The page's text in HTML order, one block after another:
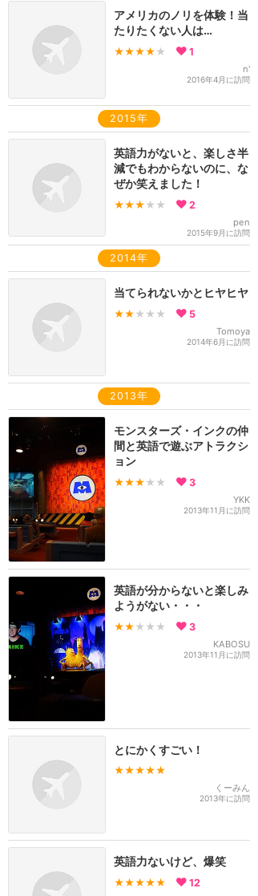
アメリカのノリを体験！当
たりたくない人は…
★★★★ ★ 1
n'
2016年4月に訪問
2015年
英語力がないと、楽しさ半
減でもわからないのに、な
ぜか笑えました！
★★★ ★★ 2
pen
2015年9月に訪問
2014年
当てられないかとヒヤヒヤ
★★ ★★★ 5
Tomoya
2014年6月に訪問
2013年
モンスターズ・インクの仲
間と英語で遊ぶアトラクシ
ョン
★★★ ★★ 3
YKK
2013年11月に訪問
英語が分からないと楽しみ
ようがない・・・
★★ ★★★ 3
KABOSU
2013年11月に訪問
とにかくすごい！
★★★★★
くーみん
2013年に訪問
英語力ないけど、爆笑
★★★★★ 12